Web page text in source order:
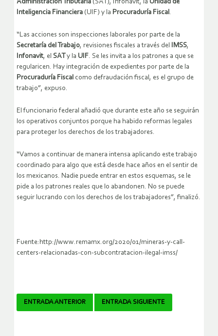
Administración Tributaria (SAT), Infonavit, la Unidad de
Inteligencia Financiera (UIF) y la Procuraduría Fiscal .
“Las acciones son inspecciones laborales por parte de la
Secretaría del Trabajo, revisiones fiscales a través del IMSS,
Infonavit, el SATy la UIF. Se les invita a los patrones a que se
regularicen. Hay integración de expedientes por parte de la
Procuraduría Fiscal como defraudación fiscal, es el grupo de
trabajo”, expuso.
El funcionario federal añadió que durante este año se seguirán
los operativos conjuntos porque ha habido reformas legales
para proteger los derechos de los trabajadores.
“Vamos a continuar de manera intensa aplicando este trabajo
coordinado para algo que está desde hace años en el sentir de
los mexicanos. Nadie puede entrar en estos esquemas, se le
pide a los patrones reales que lo abandonen. No se puede
seguir lucrando con los derechos de los trabajadores”, finalizó.
Fuente:http://www.remamx.org/2020/01/mineras-y-call-
centers-relacionadas-con-subcontratacion-ilegal-imss/
Navegador
ENTRADA ANTERIOR ENTRADA SIGUIENTE